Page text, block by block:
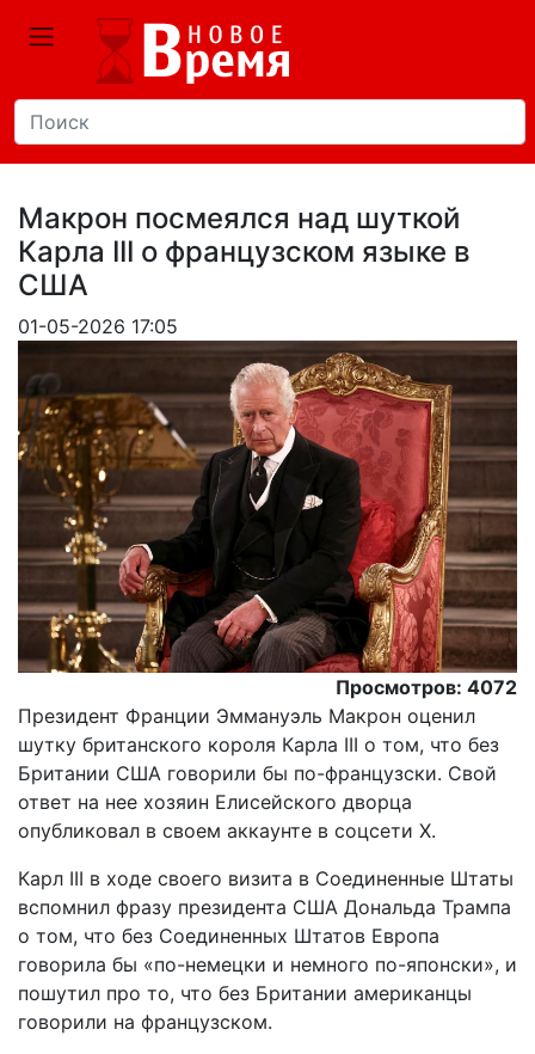
Макрон посмеялся над шуткой
Карла III о французском языке в
США
01-05-2026 17:05
Просмотров: 4072
Президент Франции Эммануэль Макрон оценил
шутку британского короля Карла III о том, что без
Британии США говорили бы по-французски. Свой
ответ на нее хозяин Елисейского дворца
опубликовал в своем аккаунте в соцсети X.
Карл III в ходе своего визита в Соединенные Штаты
вспомнил фразу президента США Дональда Трампа
о том, что без Соединенных Штатов Европа
говорила бы «по-немецки и немного по-японски», и
пошутил про то, что без Британии американцы
говорили на французском.